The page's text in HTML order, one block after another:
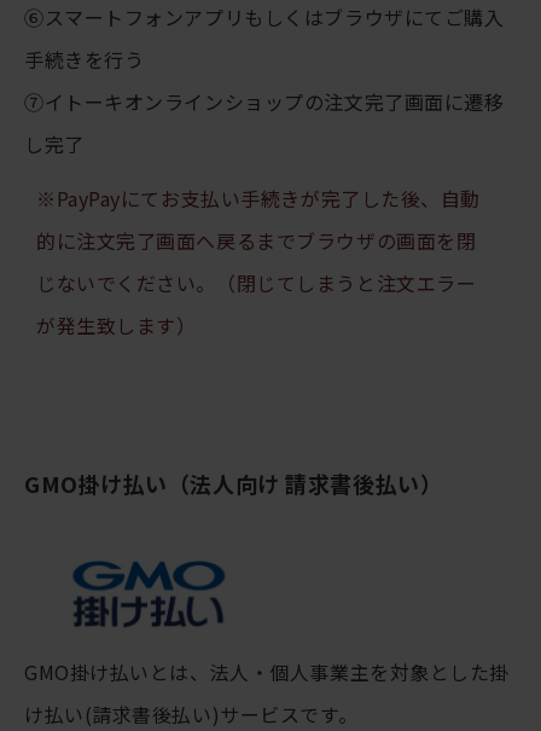
⑥スマートフォンアプリもしくはブラウザにてご購入
手続きを行う
⑦イトーキオンラインショップの注文完了画面に遷移
し完了
※PayPayにてお支払い手続きが完了した後、自動
的に注文完了画面へ戻るまでブラウザの画面を閉
じないでください。（閉じてしまうと注文エラー
が発生致します）
GMO掛け払い（法人向け 請求書後払い）
GMO掛け払いとは、法人・個人事業主を対象とした掛
け払い(請求書後払い)サービスです。